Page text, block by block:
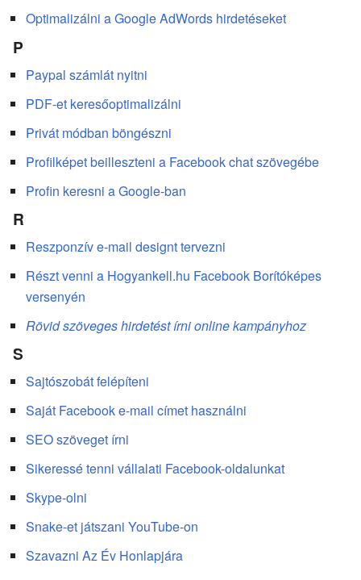
Optimalizálni a Google AdWords hirdetéseket
P
Paypal számlát nyitni
PDF-et keresőoptimalizálni
Privát módban böngészni
Profilképet beilleszteni a Facebook chat szövegébe
Profin keresni a Google-ban
R
Reszponzív e-mail designt tervezni
Részt venni a Hogyankell.hu Facebook Borítóképes
versenyén
Rövid szöveges hirdetést írni online kampányhoz
S
Sajtószobát felépíteni
Saját Facebook e-mail címet használni
SEO szöveget írni
Sikeressé tenni vállalati Facebook-oldalunkat
Skype-olni
Snake-et játszani YouTube-on
Szavazni Az Év Honlapjára